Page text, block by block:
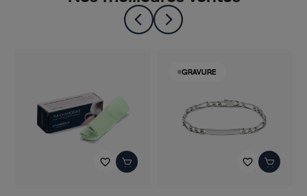
favorite_border
GRAVURE
favorite_border